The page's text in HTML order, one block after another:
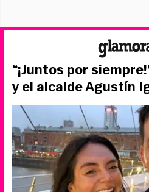
“¡Juntos por
y el alcalde Agustín